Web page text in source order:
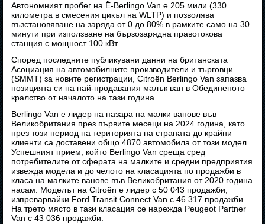
Автономният пробег на Ë-Berlingo Van е 205 мили (330
километра в смесения цикъл на WLTP) и позволява
възстановяване на заряда от 0 до 80% в рамките само на 30
минути при използване на бързозарядна правотокова
станция с мощност 100 кВт.
Според последните публикувани данни на британската
Асоциация на автомобилните производители и търговци
(SMMT) за новите регистрации, Citroën Berlingo Van запазва
позицията си на най-продавания малък ван в Обединеното
кралство от началото на тази година.
Berlingo Van е лидер на пазара на малки ванове във
Великобритания през първите месеци на 2024 година, като
през този период на територията на страната до крайни
клиенти са доставени общо 4870 автомобила от този модел.
Успешният прием, който Berlingo Van среща сред
потребителите от сферата на малките и средни предприятия
извежда модела и до челото на класацията по продажби в
класа на малките ванове във Великобритания от 2020 година
насам. Моделът на Citroën е лидер с 50 043 продажби,
изпреварвайки Ford Transit Connect Van с 46 317 продажби.
На трето място в тази класация се нарежда Peugeot Partner
Van с 43 036 продажби.